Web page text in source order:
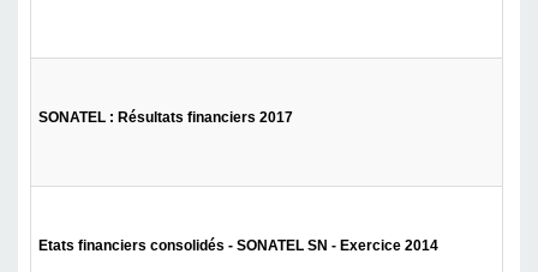
SONATEL : Résultats financiers 2017
Etats financiers consolidés - SONATEL SN - Exercice 2014